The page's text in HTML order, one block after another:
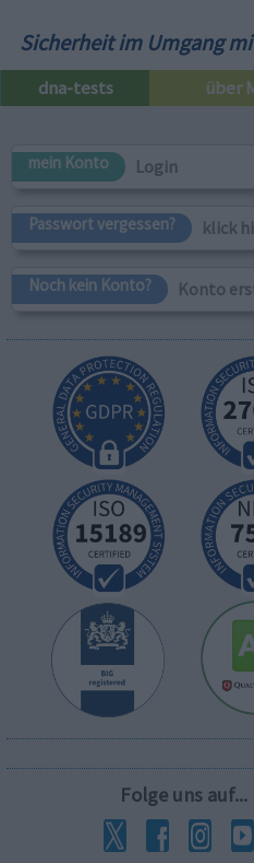
Sicherheit im Umgang
dna-tests über
mein Konto Login
Passwort vergessen? klick
Noch kein Konto? Konto
Folge uns auf...